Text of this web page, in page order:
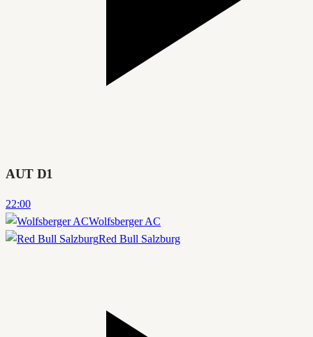
AUT D1
22:00
Wolfsberger AC
Red Bull Salzburg